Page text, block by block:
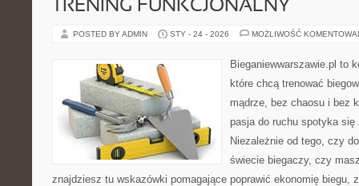
TRENING FUNKCJONALNY
POSTED BY ADMIN STY - 24 - 2026 MOŻLIWOŚĆ
Bieganiewwarszawie.pl to
które chcą trenować
mądrze, bez chaosu i bez
pasja do ruchu spotyka się
Niezależnie od tego, czy
świecie biegaczy, czy
znajdziesz tu wskazówki pomagające poprawić ekonomię biegu,